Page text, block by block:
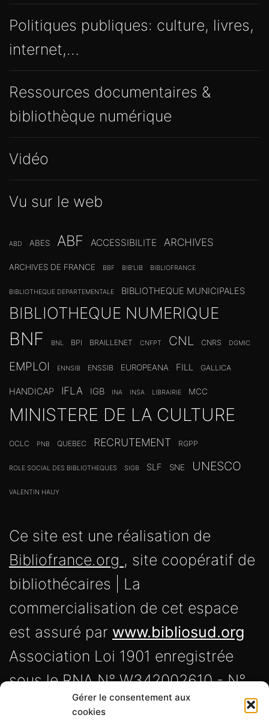
Gérer le consentement aux
cookies
Politiques publiques: culture, livres,
internet,…
Ressources documentaires &
bibliothèque numérique
Vidéo
Vu sur le web
ABD ABES ABF ACCESSIBILITE ARCHIVES
ARCHIVES DE FRANCE BBF BIB'LIB BIBLIOFRANCE
BIBLIOTHEQUE DEPARTEMENTALE BIBLIOTHEQUE MUNICIPALES
BIBLIOTHEQUE NUMERIQUE
BNF BNL BPI BRAILLENET CNFPT CNL CNRS DGMIC
EMPLOI ENNSIB ENSSIB EUROPEANA FILL GALLICA
HANDICAP IFLA IGB INA INSA LIBRAIRIE MCC
MINISTERE DE LA CULTURE
OCLC PNB QUEBEC RECRUTEMENT RGPP
ROLE SOCIAL DES BIBLIOTHEQUES SIGB SLF SNE UNESCO
VALENTIN HAUY
Ce site est une réalisation de
Bibliofrance.org , site coopératif de
bibliothécaires | La
commercialisation de cet espace
est assuré par www.bibliosud.org
Association Loi 1901 enregistrée
sous le RNA N° W342002610 - N°
Siret 838 720 191 00017 -